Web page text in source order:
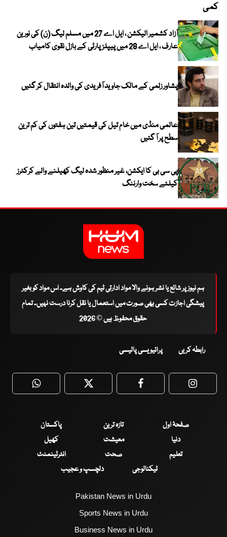
کمی
آزاد کشمیر الیکشن ، ایل اے 27 میں مسلم لیگ (ن) کی نورین
عارف ، ایل اے 28 میں پیپلز پارٹی کے بازل نقوی کامیاب
پشاور زلمی کے مالک جاوید آفریدی کی والدہ انتقال کر گئیں
عالمی منڈی میں خام تیل کی قیمتیں تین ہفتوں کی کم ترین
سطح پر آ گئیں
پی سی بی کا ایکشن، غیر منظور شدہ لیگ کھیلنے والے کرکٹرز
کیلئے سخت وارننگ
ہم نیوز پر شائع یا نشر ہونے والا مواد ادارتی ٹیم کی کاوش ہے۔ اس مواد کو بغیر
پیشگی اجازت کسی بھی صورت میں استعمال یا نقل کرنا درست نہیں۔ تمام
حقوق محفوظ ہیں © 2026
رابطہ کریں پرائیویسی پالیسی
WhatsApp Twitter Facebook
صفحۂ اول تازہ ترین
پاکستان
دنیا
معیشت
کھیل
تعلیم
صحت
انٹرٹینمنٹ
ٹیکنالوجی
دلچسپ و عجیب
Pakistan News in Urdu
Sports News in Urdu
Business News in Urdu